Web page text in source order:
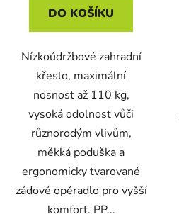
DO KOŠÍKU
Nízkoúdržbové zahradní
křeslo, maximální
nosnost až 110 kg,
vysoká odolnost vůči
různorodým vlivům,
měkká poduška a
ergonomicky tvarované
zádové opěradlo pro vyšší
komfort. PP...